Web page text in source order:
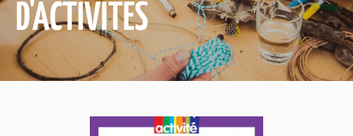
D'ACTIVITÉS